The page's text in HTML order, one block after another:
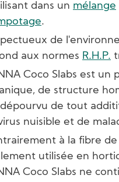
dans un mélange
.
de
aux normes R.H.P.
Coco Slabs est un
de structure
de tout
nuisible et de
à la fibre de
utilisée en
Coco Slabs ne